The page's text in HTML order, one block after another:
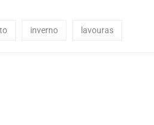
inverno lavouras